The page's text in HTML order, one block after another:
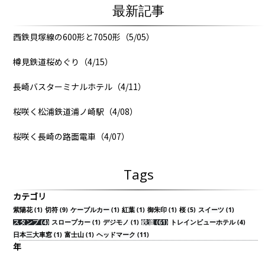
最新記事
西鉄貝塚線の600形と7050形（5/05）
樽見鉄道桜めぐり（4/15）
長崎バスターミナルホテル（4/11）
桜咲く松浦鉄道浦ノ崎駅（4/08）
桜咲く長崎の路面電車（4/07）
Tags
カテゴリ
紫陽花 (1) 切符 (9) ケーブルカー (1) 紅葉 (1) 御朱印 (1) 桜 (5) スイーツ (1)
スタンプ (4) スロープカー (1) デジモノ (1) 鉄道 (61) トレインビューホテル (4)
日本三大車窓 (1) 富士山 (1) ヘッドマーク (11)
年